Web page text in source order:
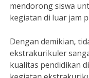
mendorong siswa
kegiatan di luar jam
Dengan demikian,
ekstrakurikuler
kualitas pendidikan